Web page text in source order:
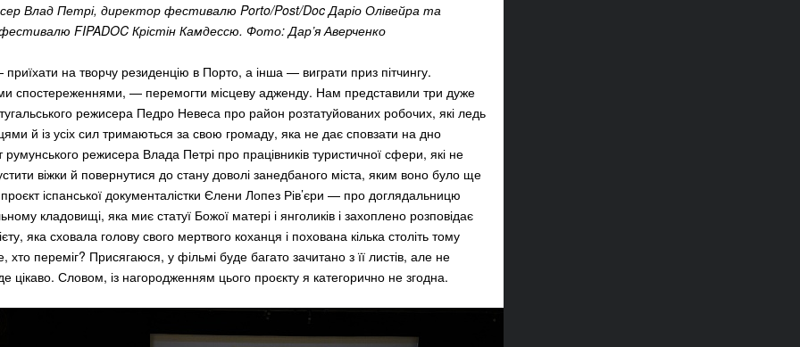
Влад Петрі, директор фестивалю Porto/Post/Doc Даріо Олівейра та
FIPADOC Крістін Камдессю. Фото: Дар’я Аверченко
на творчу резиденцію в Порто, а інша — виграти приз пітчингу.
спостереженнями, — перемогти місцеву адженду. Нам представили три дуже
режисера Педро Невеса про район розтатуйованих робочих, які ледь
й із усіх сил тримаються за свою громаду, яка не дає сповзати на дно
румунського режисера Влада Петрі про працівників туристичної сфери, які не
віжки й повернутися до стану доволі занедбаного міста, яким воно було ще
іспанської документалістки Єлени Лопез Рів’єри — про доглядальницю
кладовищі, яка миє статуї Божої матері і янголиків і захоплено розповідає
яка сховала голову свого мертвого коханця і похована кілька століть тому
хто переміг? Присягаюся, у фільмі буде багато зачитано з її листів, але не
цікаво. Словом, із нагородженням цього проєкту я категорично не згодна.